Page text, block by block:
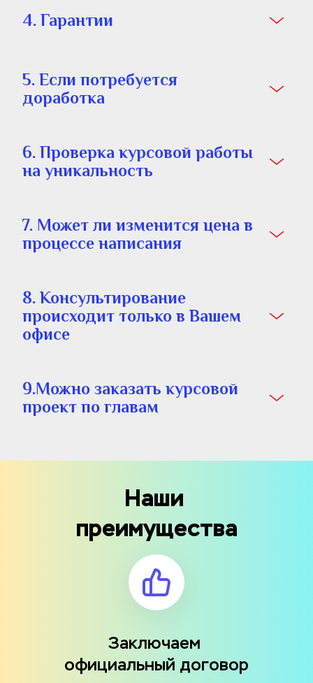
4. Гарантии
5. Если потребуется
доработка
6. Проверка курсовой работы
на уникальность
7. Может ли изменится цена в
процессе написания
8. Консультирование
происходит только в Вашем
офисе
9.Можно заказать курсовой
проект по главам
Наши
преимущества
Заключаем
официальный договор